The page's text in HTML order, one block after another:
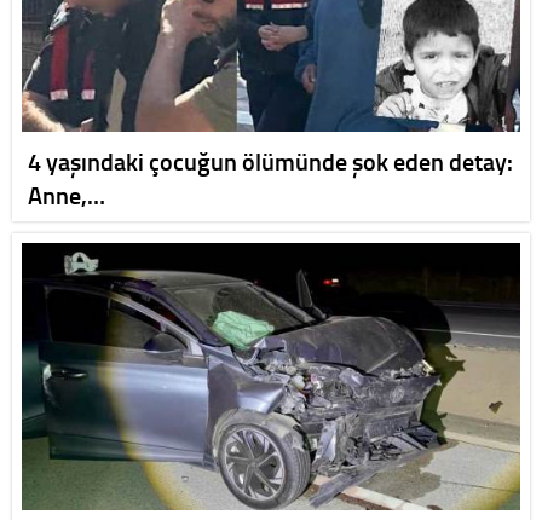
4 yaşındaki çocuğun ölümünde şok eden detay:
Anne,…